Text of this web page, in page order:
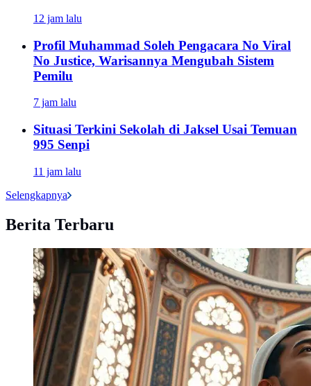
12 jam lalu
Profil Muhammad Soleh Pengacara No Viral
No Justice, Warisannya Mengubah Sistem
Pemilu
7 jam lalu
Situasi Terkini Sekolah di Jaksel Usai Temuan
995 Senpi
11 jam lalu
Selengkapnya
Berita Terbaru